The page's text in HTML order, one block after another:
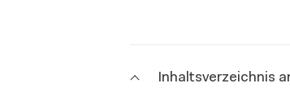
Inhaltsverzeichnis